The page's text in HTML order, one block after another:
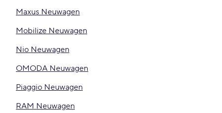
Maxus Neuwagen
Mobilize Neuwagen
Nio Neuwagen
OMODA Neuwagen
Piaggio Neuwagen
RAM Neuwagen